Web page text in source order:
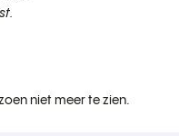
niet meer te zien.